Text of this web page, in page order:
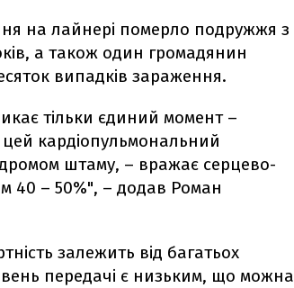
на лайнері померло подружжя з
а також один громадянин
випадків зараження.
тільки єдиний момент –
кардіопульмональний
штаму, – вражає серцево-
40 – 50%", – додав Роман
залежить від багатьох
передачі є низьким, що можна